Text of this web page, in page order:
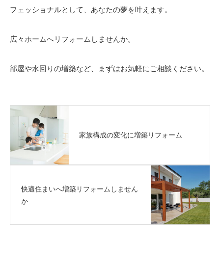
フェッショナルとして、あなたの夢を叶えます。
広々ホームへリフォームしませんか。
部屋や水回りの増築など、まずはお気軽にご相談ください。
家族構成の変化に増築リフォーム
快適住まいへ増築リフォームしません
か